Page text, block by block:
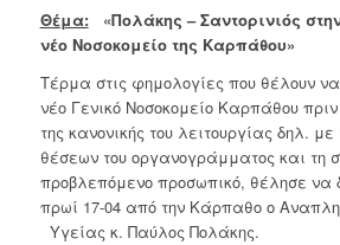
Θέμα:«Πολάκης – Σαντορινιός
νέο Νοσοκομείο της Καρπάθου»
Τέρμα στις φημολογίες που θέλουν
νέο Γενικό Νοσοκομείο Καρπάθου
της κανονικής του λειτουργίας δηλ.
θέσεων του οργανογράμματος και τη
προβλεπόμενο προσωπικό, θέλησε να
πρωί 17-04 από την Κάρπαθο ο
Υγείας κ. Παύλος Πολάκης.